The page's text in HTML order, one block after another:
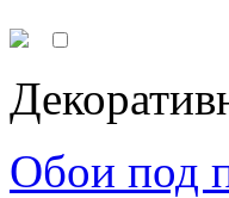
Обои под